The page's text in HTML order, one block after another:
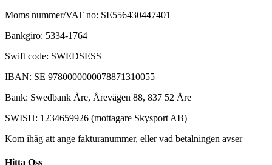
Moms nummer/VAT no: SE556430447401
Bankgiro: 5334-1764
Swift code: SWEDSESS
IBAN: SE 9780000000078871310055
Bank: Swedbank Åre, Årevägen 88, 837 52 Åre
SWISH: 1234659926 (mottagare Skysport AB)
Kom ihåg att ange fakturanummer, eller vad betalningen avser
Hitta Oss